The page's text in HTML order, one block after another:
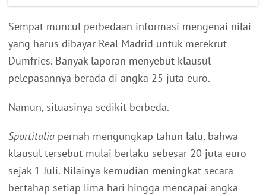
Sempat muncul perbedaan informasi mengenai nilai
yang harus dibayar Real Madrid untuk merekrut
Dumfries. Banyak laporan menyebut klausul
pelepasannya berada di angka 25 juta euro.
Namun, situasinya sedikit berbeda.
Sportitalia pernah mengungkap tahun lalu, bahwa
klausul tersebut mulai berlaku sebesar 20 juta euro
sejak 1 Juli. Nilainya kemudian meningkat secara
bertahap setiap lima hari hingga mencapai angka